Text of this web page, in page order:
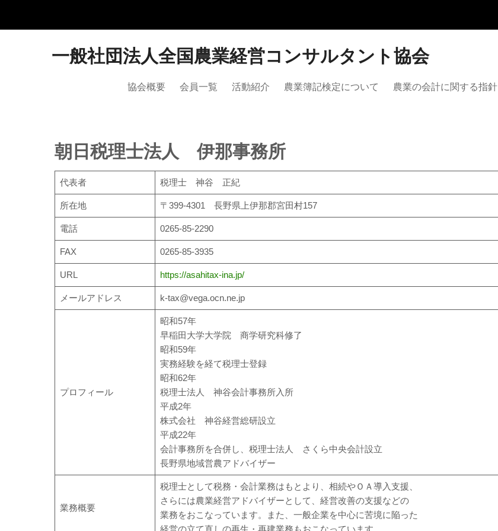
一般社団法人全国農業経営コンサルタント協会
協会概要 会員一覧 活動紹介 農業簿記検定について 農業の会計に関する指針
朝日税理士法人 伊那事務所
代表者 税理士 神谷 正紀
所在地 〒399-4301 長野県上伊那郡宮田村157
電話 0265-85-2290
FAX 0265-85-3935
URL https://asahitax-ina.jp/
メールアドレス k-tax@vega.ocn.ne.jp
プロフィール
昭和57年
早稲田大学大学院 商学研究科修了
昭和59年
実務経験を経て税理士登録
昭和62年
税理士法人 神谷会計事務所入所
平成2年
株式会社 神谷経営総研設立
平成22年
会計事務所を合併し、税理士法人 さくら中央会計設立
長野県地域営農アドバイザー
業務概要
税理士として税務・会計業務はもとより、相続やＯＡ導入支援、
さらには農業経営アドバイザーとして、経営改善の支援などの
業務をおこなっています。また、一般企業を中心に苦境に陥った
経営の立て直しの再生・再建業務もおこなっています。